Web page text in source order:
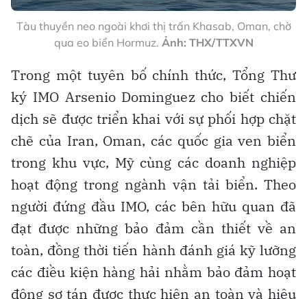
Tàu thuyền neo ngoài khơi thị trấn Khasab, Oman, chờ
qua eo biển Hormuz. Ảnh: THX/TTXVN
Trong một tuyên bố chính thức, Tổng Thư
ký IMO Arsenio Dominguez cho biết chiến
dịch sẽ được triển khai với sự phối hợp chặt
chẽ của Iran, Oman, các quốc gia ven biển
trong khu vực, Mỹ cùng các doanh nghiệp
hoạt động trong ngành vận tải biển. Theo
người đứng đầu IMO, các bên hữu quan đã
đạt được những bảo đảm cần thiết về an
toàn, đồng thời tiến hành đánh giá kỹ lưỡng
các điều kiện hàng hải nhằm bảo đảm hoạt
động sơ tán được thực hiện an toàn và hiệu